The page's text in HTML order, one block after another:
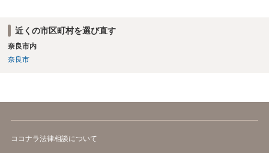
近くの市区町村を選び直す
奈良市内
奈良市
ココナラ法律相談について